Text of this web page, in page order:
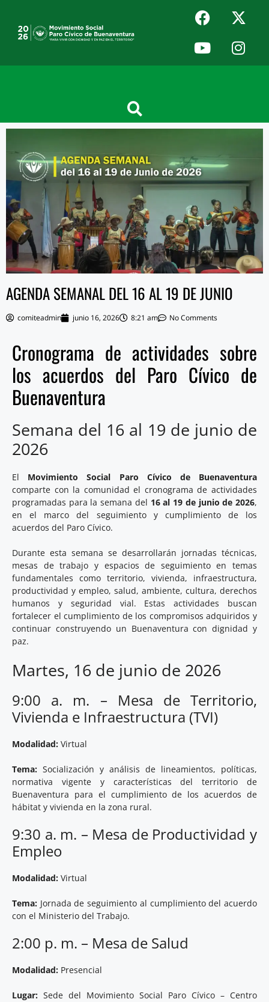
AGENDA SEMANAL DEL 16 AL 19 DE JUNIO
comiteadmin junio 16, 2026 8:21 am No Comments
Cronograma de actividades sobre
los acuerdos del Paro Cívico de
Buenaventura
Semana del 16 al 19 de junio de
2026
El Movimiento Social Paro Cívico de Buenaventura
comparte con la comunidad el cronograma de actividades
programadas para la semana del 16 al 19 de junio de 2026,
en el marco del seguimiento y cumplimiento de los
acuerdos del Paro Cívico.
Durante esta semana se desarrollarán jornadas técnicas,
mesas de trabajo y espacios de seguimiento en temas
fundamentales como territorio, vivienda, infraestructura,
productividad y empleo, salud, ambiente, cultura, derechos
humanos y seguridad vial. Estas actividades buscan
fortalecer el cumplimiento de los compromisos adquiridos y
continuar construyendo un Buenaventura con dignidad y
paz.
Martes, 16 de junio de 2026
9:00 a. m. – Mesa de Territorio,
Vivienda e Infraestructura (TVI)
Modalidad: Virtual
Tema: Socialización y análisis de lineamientos, políticas,
normativa vigente y características del territorio de
Buenaventura para el cumplimiento de los acuerdos de
hábitat y vivienda en la zona rural.
9:30 a. m. – Mesa de Productividad y
Empleo
Modalidad: Virtual
Tema: Jornada de seguimiento al cumplimiento del acuerdo
con el Ministerio del Trabajo.
2:00 p. m. – Mesa de Salud
Modalidad: Presencial
Lugar: Sede del Movimiento Social Paro Cívico – Centro